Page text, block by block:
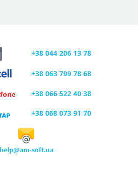
+38 044 206 13 78
+38 063 799 78 68
+38 066 522 40 38
+38 068 073 91 70
help@am-soft.ua